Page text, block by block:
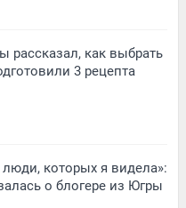
рассказал, как выбрать
3 рецепта
которых я видела»:
о блогере из Югры